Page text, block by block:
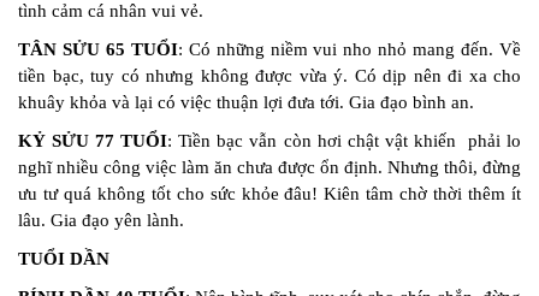
tình cảm cá nhân vui vẻ.
TÂN SỬU 65 TUỔI: Có những niềm vui nho nhỏ mang đến. Về
tiền bạc, tuy có nhưng không được vừa ý. Có dịp nên đi xa cho
khuây khỏa và lại có việc thuận lợi đưa tới. Gia đạo bình an.
KỶ SỬU 77 TUỔI: Tiền bạc vẫn còn hơi chật vật khiến phải lo
nghĩ nhiều công việc làm ăn chưa được ổn định. Nhưng thôi, đừng
ưu tư quá không tốt cho sức khỏe đâu! Kiên tâm chờ thời thêm ít
lâu. Gia đạo yên lành.
TUỔI DẦN